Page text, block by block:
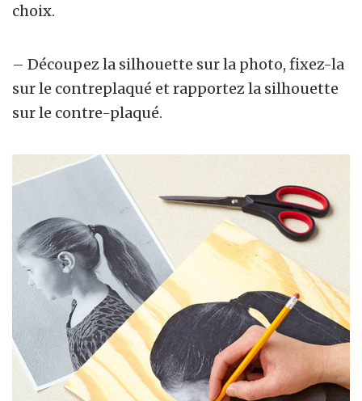
choix.
– Découpez la silhouette sur la photo, fixez-la
sur le contreplaqué et rapportez la silhouette
sur le contre-plaqué.